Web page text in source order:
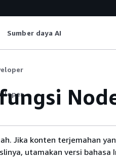
Sumber daya AI
Jika konten terjemahan
utamakan versi bahasa